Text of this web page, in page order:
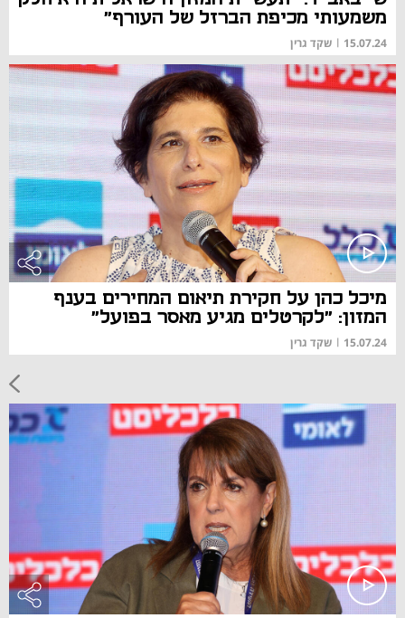
משמעותי מכיפת הברזל של העורף"
15.07.24
| שקד גרין
מיכל כהן על חקירת תיאום המחירים בענף
המזון: "לקרטלים מגיע מאסר בפועל"
15.07.24
| שקד גרין